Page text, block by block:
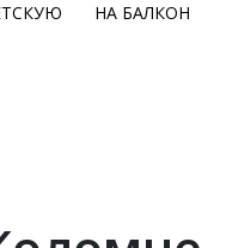
НА БАЛКОН